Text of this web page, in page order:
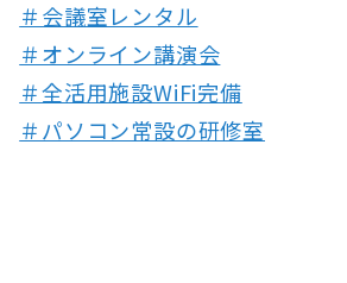
＃会議室レンタル
＃オンライン講演会
＃全活用施設WiFi完備
＃パソコン常設の研修室